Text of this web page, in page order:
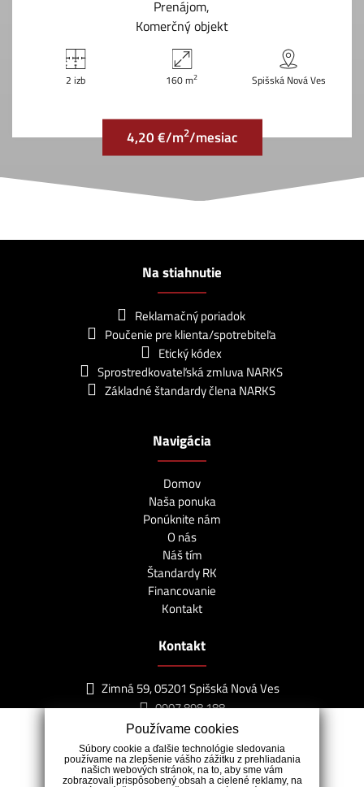
Prenájom
Komerčný objekt
2 izb 160 m2 Spišská Nová Ves
4,20 €/m2/mesiac
Na stiahnutie
Reklamačný poriadok
Poučenie pre klienta/spotrebiteľa
Etický kódex
Sprostredkovateľská zmluva NARKS
Základné štandardy člena NARKS
Navigácia
Domov
Naša ponuka
Ponúknite nám
O nás
Náš tím
Štandardy RK
Financovanie
Kontakt
Kontakt
Zimná 59, 05201 Spišská Nová Ves
0907 898 188
info@lagunareality.sk
Používame cookies
Súbory cookie a ďalšie technológie sledovania
používame na zlepšenie vášho zážitku z prehliadania
našich webových stránok, na to, aby sme vám
zobrazovali prispôsobený obsah a cielené reklamy, na